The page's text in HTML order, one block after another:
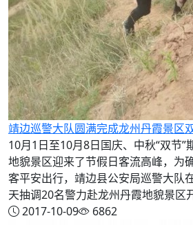
靖边巡警大队圆满完成龙州丹霞景区
10月1日至10月8日国庆、中秋“双节”
地貌景区迎来了节假日客流高峰，为
客平安出行，靖边县公安局巡警大队
天抽调20名警力赴龙州丹霞地貌景区
2017-10-09
6862